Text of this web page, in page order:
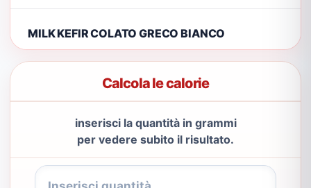
MILK KEFIR COLATO GRECO BIANCO
Calcola le calorie
inserisci la quantità in grammi
per vedere subito il risultato.